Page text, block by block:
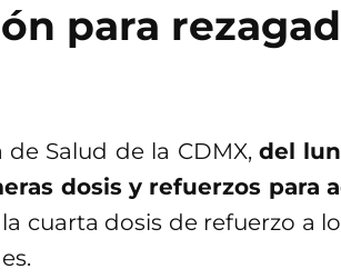
para
Salud de la CDMX, del
dosis y refuerzos para
cuarta dosis de refuerzo a